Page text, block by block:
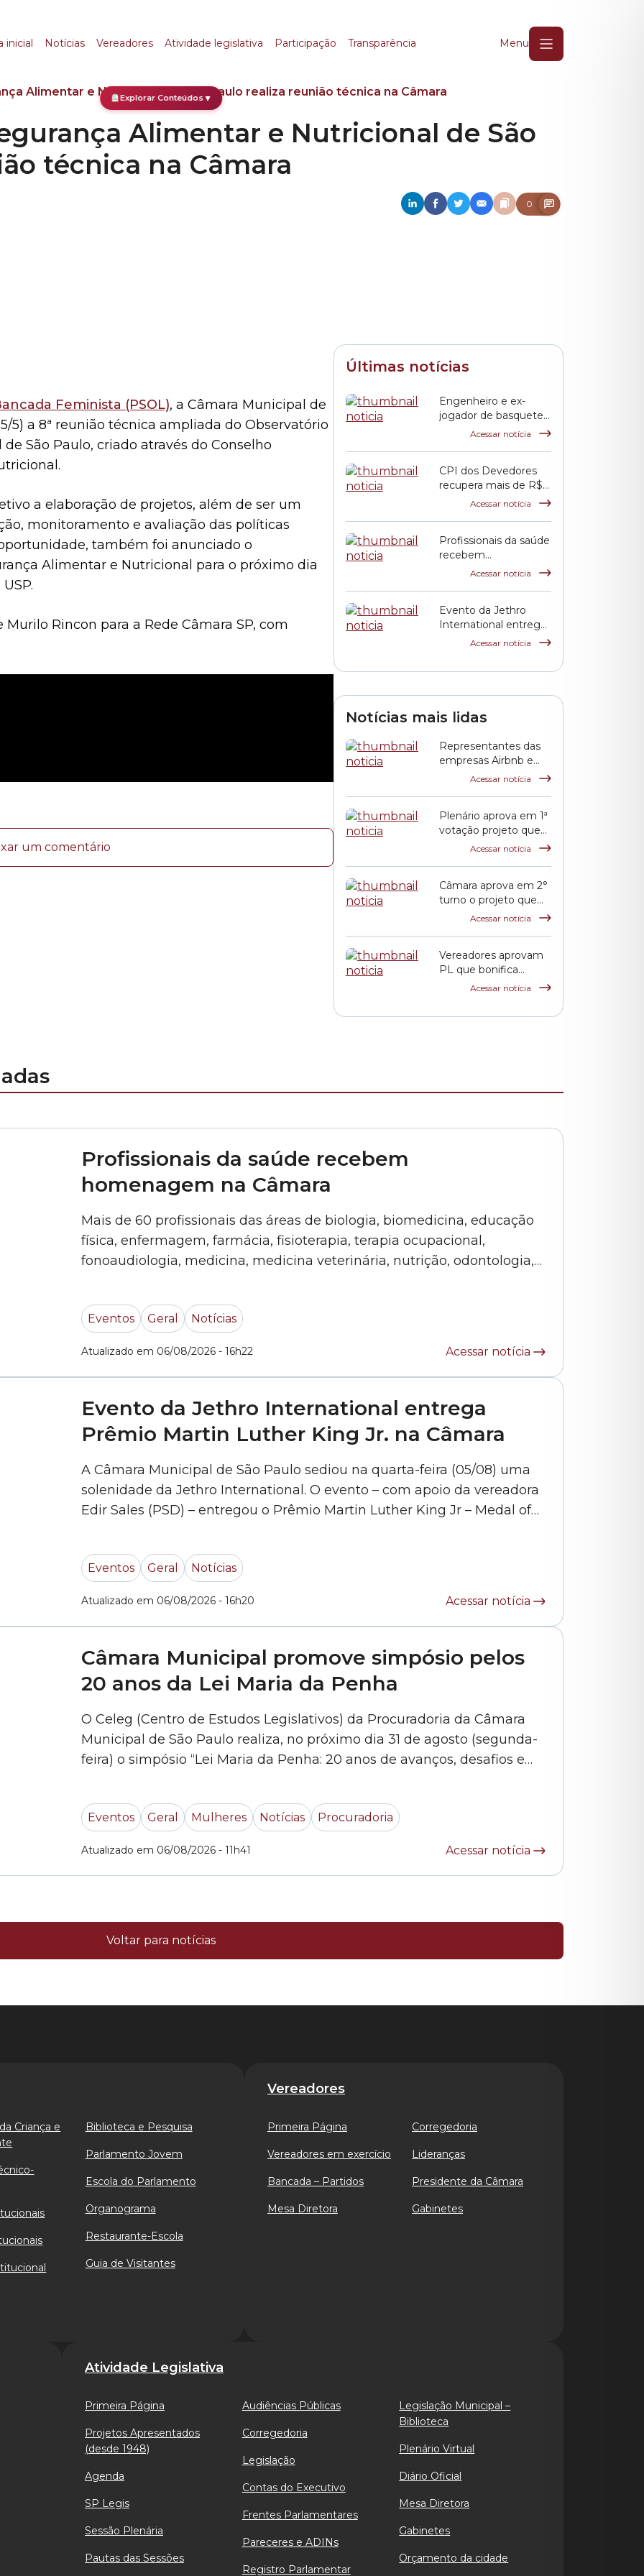
Explorar Conteúdos▼
inicial Notícias Vereadores Atividade legislativa Participação Transparência Menu
Alimentar e Nutricional de São Paulo realiza reunião técnica na Câmara
Alimentar e Nutricional de São
técnica na Câmara
0
Feminista (PSOL), a Câmara Municipal de
5) a 8ª reunião técnica ampliada do Observatório
São Paulo, criado através do Conselho
a elaboração de projetos, além de ser um
monitoramento e avaliação das políticas
também foi anunciado o
Alimentar e Nutricional para o próximo dia
Rincon para a Rede Câmara SP, com
um comentário
Últimas notícias
Engenheiro e ex-
jogador de basquete,
Jack Terpins recebe a
Acessar notícia
CPI dos Devedores
recupera mais de R$ 2
bilhões aos cofres
Acessar notícia
Profissionais da saúde
recebem
homenagem na
Acessar notícia
Evento da Jethro
International entrega
Prêmio Martin Luther
Acessar notícia
Notícias mais lidas
Representantes das
empresas Airbnb e
QuintoAndar prestam
Acessar notícia
Plenário aprova em 1ª
votação projeto que
propõe reajuste
Acessar notícia
Câmara aprova em 2°
turno o projeto que
reajusta o salário dos
Acessar notícia
Vereadores aprovam
PL que bonifica
funcionários das
Acessar notícia
Profissionais da saúde recebem
homenagem na Câmara
Mais de 60 profissionais das áreas de biologia, biomedicina, educação
física, enfermagem, farmácia, fisioterapia, terapia ocupacional,
fonoaudiologia, medicina, medicina veterinária, nutrição, odontologia,
homenageados em solenidade na quarta-feira (05/08), na Câmara
Municipal de São Paulo. A iniciativa contou com o apoio do vereador
Eventos Geral Notícias
Atualizado em 06/08/2026 - 16h22 Acessar notícia
Evento da Jethro International entrega
Prêmio Martin Luther King Jr. na Câmara
A Câmara Municipal de São Paulo sediou na quarta-feira (05/08) uma
solenidade da Jethro International. O evento – com apoio da vereadora
Edir Sales (PSD) – entregou o Prêmio Martin Luther King Jr – Medal of
Eventos Geral Notícias
Atualizado em 06/08/2026 - 16h20 Acessar notícia
Câmara Municipal promove simpósio pelos
20 anos da Lei Maria da Penha
O Celeg (Centro de Estudos Legislativos) da Procuradoria da Câmara
Municipal de São Paulo realiza, no próximo dia 31 de agosto (segunda-
feira) o simpósio “Lei Maria da Penha: 20 anos de avanços, desafios e
reunirá autoridades, juristas e especialistas para debater os principais...
» Eventos Geral Mulheres Notícias Procuradoria
Atualizado em 06/08/2026 - 11h41 Acessar notícia
Voltar para notícias
Criança e
Biblioteca e Pesquisa
Parlamento Jovem
Escola do Parlamento
Organograma
Restaurante-Escola
Guia de Visitantes
Vereadores
Primeira Página
Vereadores em exercício
Bancada – Partidos
Mesa Diretora
Corregedoria
Lideranças
Presidente da Câmara
Gabinetes
Atividade Legislativa
Primeira Página
Projetos Apresentados
(desde 1948)
Agenda
SP Legis
Sessão Plenária
Pautas das Sessões
Audiências Públicas
Corregedoria
Legislação
Contas do Executivo
Frentes Parlamentares
Pareceres e ADINs
Registro Parlamentar
Legislação Municipal –
Biblioteca
Plenário Virtual
Diário Oficial
Mesa Diretora
Gabinetes
Orçamento da cidade